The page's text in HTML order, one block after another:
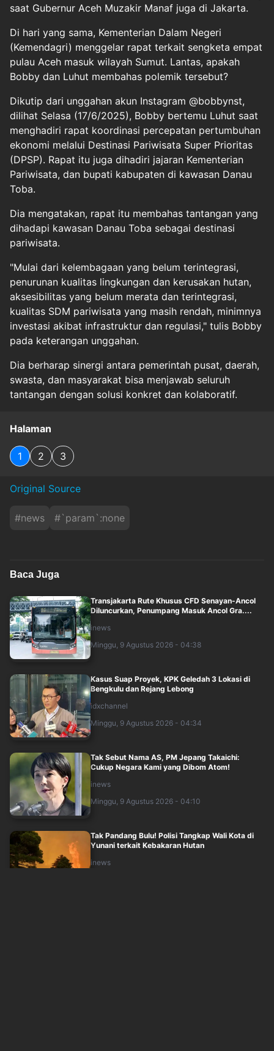
saat Gubernur Aceh Muzakir Manaf juga di Jakarta.
Di hari yang sama, Kementerian Dalam Negeri
(Kemendagri) menggelar rapat terkait sengketa empat
pulau Aceh masuk wilayah Sumut. Lantas, apakah
Bobby dan Luhut membahas polemik tersebut?
Dikutip dari unggahan akun Instagram @bobbynst,
dilihat Selasa (17/6/2025), Bobby bertemu Luhut saat
menghadiri rapat koordinasi percepatan pertumbuhan
ekonomi melalui Destinasi Pariwisata Super Prioritas
(DPSP). Rapat itu juga dihadiri jajaran Kementerian
Pariwisata, dan bupati kabupaten di kawasan Danau
Toba.
Dia mengatakan, rapat itu membahas tantangan yang
dihadapi kawasan Danau Toba sebagai destinasi
pariwisata.
"Mulai dari kelembagaan yang belum terintegrasi,
penurunan kualitas lingkungan dan kerusakan hutan,
aksesibilitas yang belum merata dan terintegrasi,
kualitas SDM pariwisata yang masih rendah, minimnya
investasi akibat infrastruktur dan regulasi," tulis Bobby
pada keterangan unggahan.
Dia berharap sinergi antara pemerintah pusat, daerah,
swasta, dan masyarakat bisa menjawab seluruh
tantangan dengan solusi konkret dan kolaboratif.
Halaman
1 2 3
Original Source
#news #`param`:none
Baca Juga
Transjakarta Rute Khusus CFD Senayan-Ancol
Diluncurkan, Penumpang Masuk Ancol Gra....
inews
Minggu, 9 Agustus 2026 - 04:38
Kasus Suap Proyek, KPK Geledah 3 Lokasi di
Bengkulu dan Rejang Lebong
idxchannel
Minggu, 9 Agustus 2026 - 04:34
Tak Sebut Nama AS, PM Jepang Takaichi:
Cukup Negara Kami yang Dibom Atom!
inews
Minggu, 9 Agustus 2026 - 04:10
Tak Pandang Bulu! Polisi Tangkap Wali Kota di
Yunani terkait Kebakaran Hutan
inews